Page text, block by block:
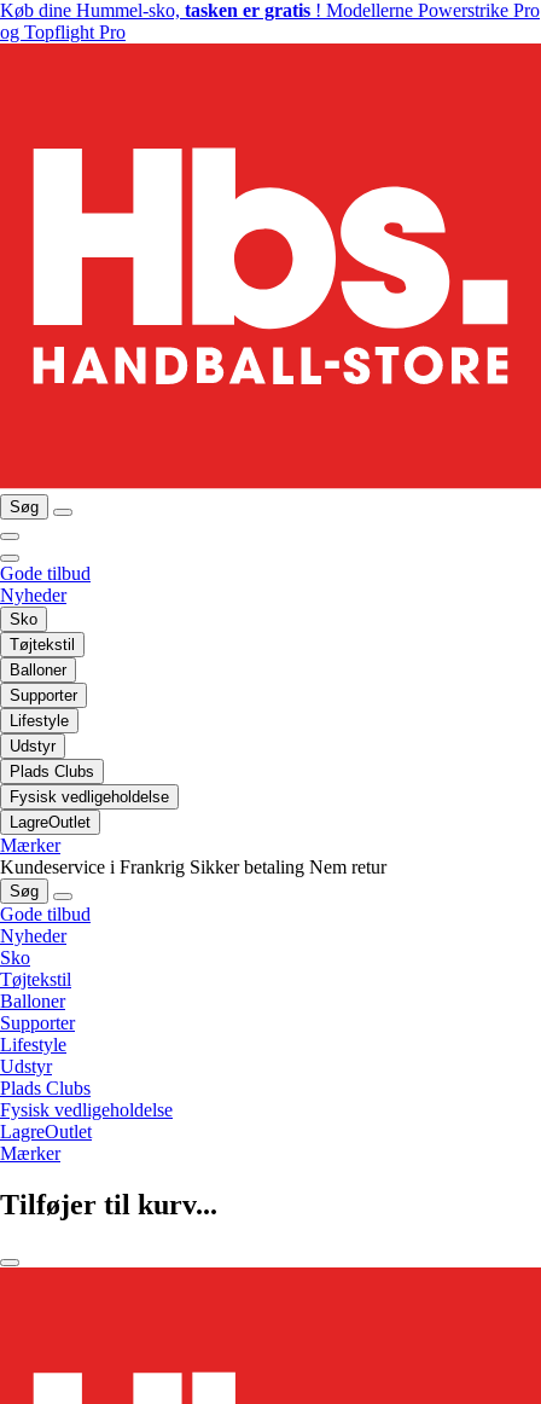
Køb dine Hummel-sko, tasken er gratis ! Modellerne Powerstrike Pro
og Topflight Pro
Søg
Gode tilbud
Nyheder
Sko
Tøjtekstil
Balloner
Supporter
Lifestyle
Udstyr
Plads Clubs
Fysisk vedligeholdelse
LagreOutlet
Mærker
Kundeservice i Frankrig Sikker betaling Nem retur
Søg
Gode tilbud
Nyheder
Sko
Tøjtekstil
Balloner
Supporter
Lifestyle
Udstyr
Plads Clubs
Fysisk vedligeholdelse
LagreOutlet
Mærker
Tilføjer til kurv...